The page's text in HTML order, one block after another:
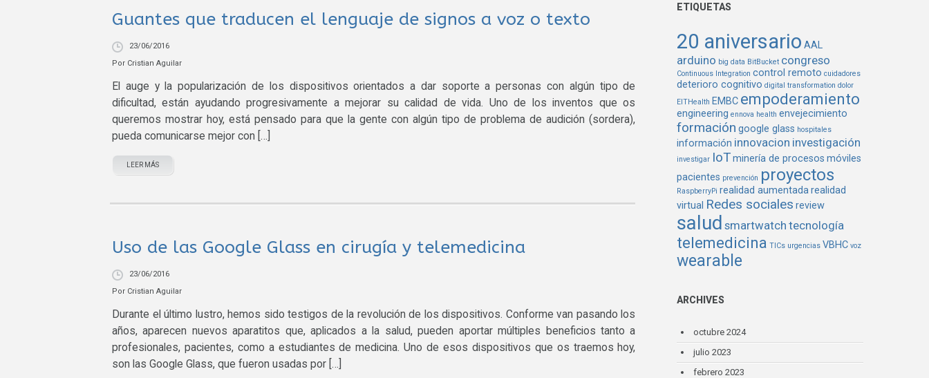
Guantes que traducen el lenguaje de signos a voz o texto
23/06/2016
Por Cristian Aguilar
El auge y la popularización de los dispositivos orientados a dar soporte a personas con algún tipo de
dificultad, están ayudando progresivamente a mejorar su calidad de vida. Uno de los inventos que os
queremos mostrar hoy, está pensado para que la gente con algún tipo de problema de audición (sordera),
pueda comunicarse mejor con […]
LEER MÁS
Uso de las Google Glass en cirugía y telemedicina
23/06/2016
Por Cristian Aguilar
Durante el último lustro, hemos sido testigos de la revolución de los dispositivos. Conforme van pasando los
años, aparecen nuevos aparatitos que, aplicados a la salud, pueden aportar múltiples beneficios tanto a
profesionales, pacientes, como a estudiantes de medicina. Uno de esos dispositivos que os traemos hoy,
son las Google Glass, que fueron usadas por […]
ETIQUETAS
20 aniversario AAL
arduino big data BitBucket congreso
Continuous Integration control remoto cuidadores
deterioro cognitivo digital transformation dolor
EITHealth EMBC empoderamiento
engineering ennova health envejecimiento
formación google glass hospitales
información innovacion investigación
investigar IoTminería de procesos móviles
pacientes prevención proyectos
RaspberryPi realidad aumentadarealidad
virtual Redes sociales review
salud smartwatch tecnología
telemedicina TICs urgencias VBHC voz
wearable
ARCHIVES
octubre 2024
julio 2023
febrero 2023